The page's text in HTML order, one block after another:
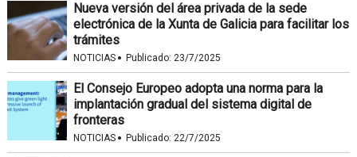
Nueva versión del área privada de la sede
electrónica de la Xunta de Galicia para facilitar los
trámites
NOTICIAS · Publicado: 23/7/2025
El Consejo Europeo adopta una norma para la
implantación gradual del sistema digital de
fronteras
NOTICIAS · Publicado: 22/7/2025